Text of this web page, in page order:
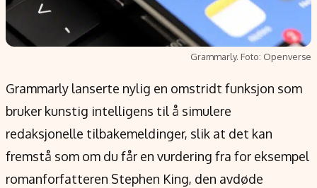
Informasjon
Kontakt oss
Forfattere og redaksjon
Etiske retningslinjer
Verdensnyheter
Alt om penger på engelsk
Grammarly. Foto: Openverse
Grammarly lanserte nylig en omstridt funksjon som
bruker kunstig intelligens til å simulere
redaksjonelle tilbakemeldinger, slik at det kan
fremstå som om du får en vurdering fra for eksempel
romanforfatteren Stephen King, den avdøde